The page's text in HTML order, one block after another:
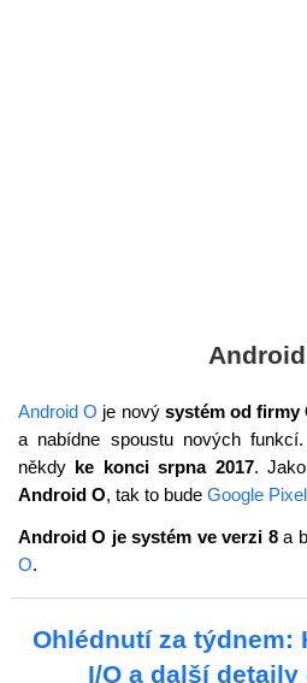
Android O je nový systém od firmy
a nabídne spoustu nových
někdy ke konci srpna 2017.
Android O, tak to bude Google Pixel
Android O je systém ve verzi 8a
O.
Ohlédnutí za týdnem:
I/O a další detaily